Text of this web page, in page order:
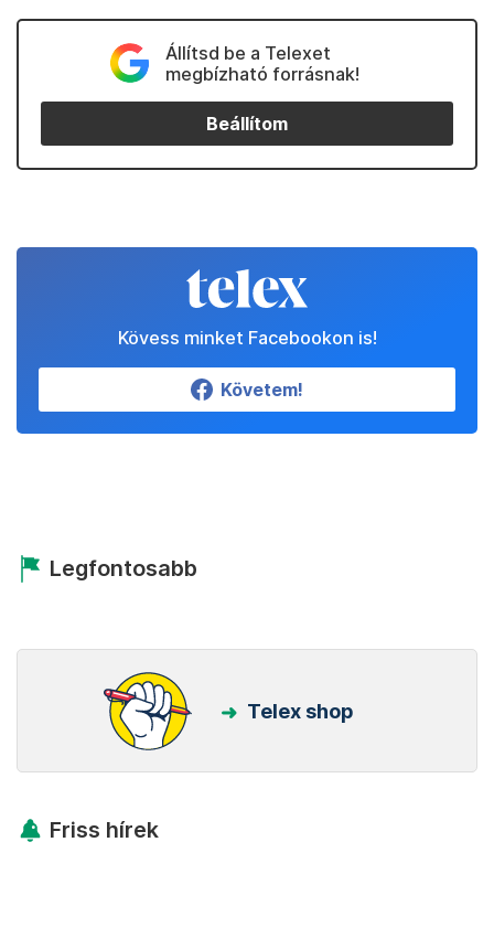
Állítsd be a Telexet
megbízható forrásnak!
Beállítom
Kövess minket Facebookon is!
Követem!
Legfontosabb
Telex shop
Friss hírek